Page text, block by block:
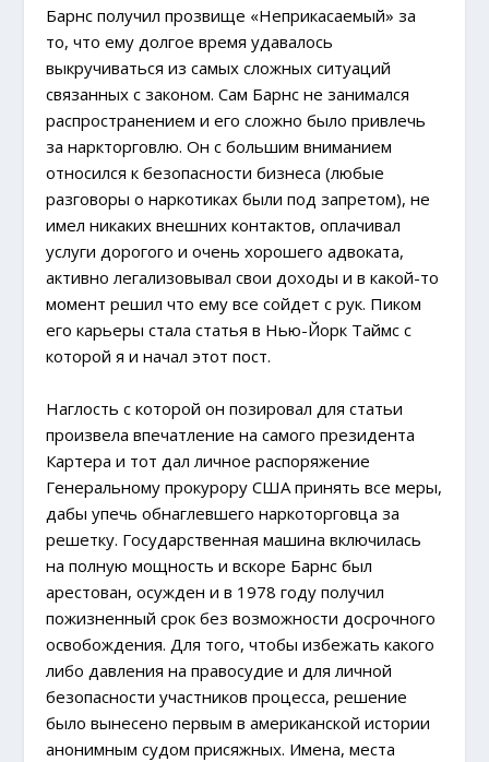
Барнс получил прозвище «Неприкасаемый» за
то, что ему долгое время удавалось
выкручиваться из самых сложных ситуаций
связанных с законом. Сам Барнс не занимался
распространением и его сложно было привлечь
за наркторговлю. Он с большим вниманием
относился к безопасности бизнеса (любые
разговоры о наркотиках были под запретом), не
имел никаких внешних контактов, оплачивал
услуги дорогого и очень хорошего адвоката,
активно легализовывал свои доходы и в какой-то
момент решил что ему все сойдет с рук. Пиком
его карьеры стала статья в Нью-Йорк Таймс с
которой я и начал этот пост.
Наглость с которой он позировал для статьи
произвела впечатление на самого президента
Картера и тот дал личное распоряжение
Генеральному прокурору США принять все меры,
дабы упечь обнаглевшего наркоторговца за
решетку. Государственная машина включилась
на полную мощность и вскоре Барнс был
арестован, осужден и в 1978 году получил
пожизненный срок без возможности досрочного
освобождения. Для того, чтобы избежать какого
либо давления на правосудие и для личной
безопасности участников процесса, решение
было вынесено первым в американской истории
анонимным судом присяжных. Имена, места